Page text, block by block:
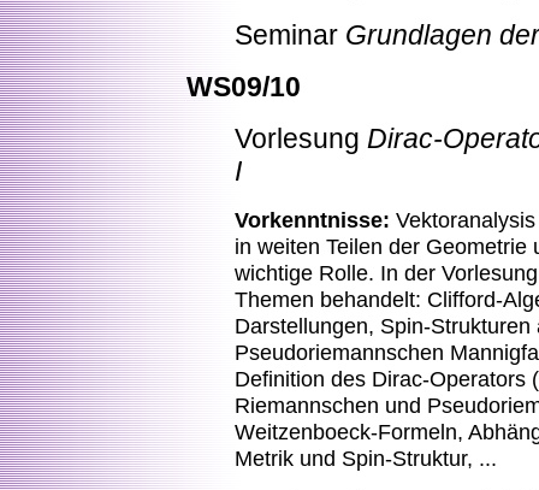
Seminar Grundlagen
WS09/10
Vorlesung Dirac-
I
Vorkenntnisse:
in weiten Teilen der
wichtige Rolle. In der
Themen behandelt: Clifford-
Darstellungen, Spin-
Pseudoriemannschen
Definition des Dirac-Operators
Riemannschen und
Weitzenboeck-Formeln,
Metrik und Spin-Struktur, ...